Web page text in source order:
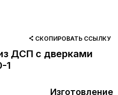
СКОПИРОВАТЬ ССЫЛКУ
ДСП с дверками
1
Изготовление